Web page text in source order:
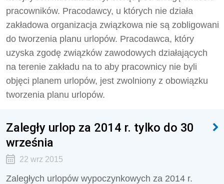
pracowników. Pracodawcy, u których nie działa
zakładowa organizacja związkowa nie są zobligowani
do tworzenia planu urlopów. Pracodawca, który
uzyska zgodę związków zawodowych działających
na terenie zakładu na to aby pracownicy nie byli
objęci planem urlopów, jest zwolniony z obowiązku
tworzenia planu urlopów.
Zaległy urlop za 2014 r. tylko do 30
września
22 wrz 2015
Zaległych urlopów wypoczynkowych za 2014 r.